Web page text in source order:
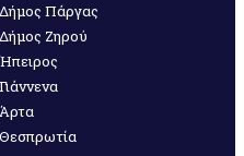
Δήμος Πάργας
Δήμος Ζηρού
Ήπειρος
Γιάννενα
Άρτα
Θεσπρωτία